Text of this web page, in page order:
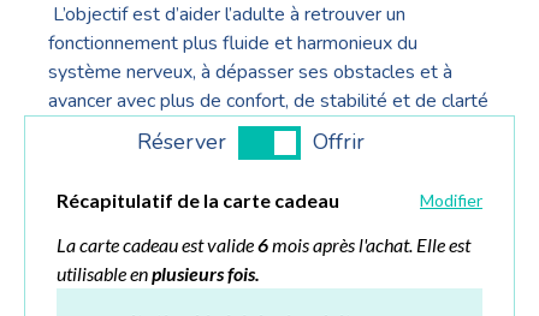
Réserver Offrir
L’objectif est d’aider l’adulte à retrouver un
fonctionnement plus fluide et harmonieux du
système nerveux, à dépasser ses obstacles et à
avancer avec plus de confort, de stabilité et de clarté